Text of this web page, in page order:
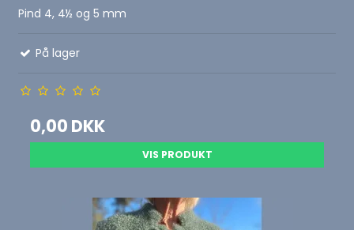
Pind 4, 4½ og 5 mm
På lager
0,00 DKK
VIS PRODUKT